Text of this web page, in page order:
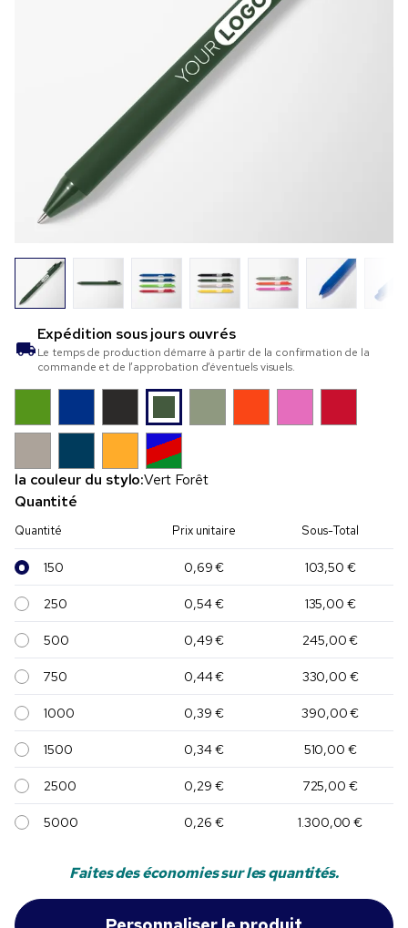
Expédition sousjours ouvrés
Le temps de production démarre à partir de la confirmation de la
commande et de l’approbation d’éventuels visuels.
la couleur du stylo:Vert Forêt
Quantité
Quantité Prix unitaire Sous-Total
150 0,69 € 103,50 €
250 0,54 € 135,00 €
500 0,49 € 245,00 €
750 0,44 € 330,00 €
1000 0,39 € 390,00 €
1500 0,34 € 510,00 €
2500 0,29 € 725,00 €
5000 0,26 € 1.300,00 €
Faites des économies sur les quantités.